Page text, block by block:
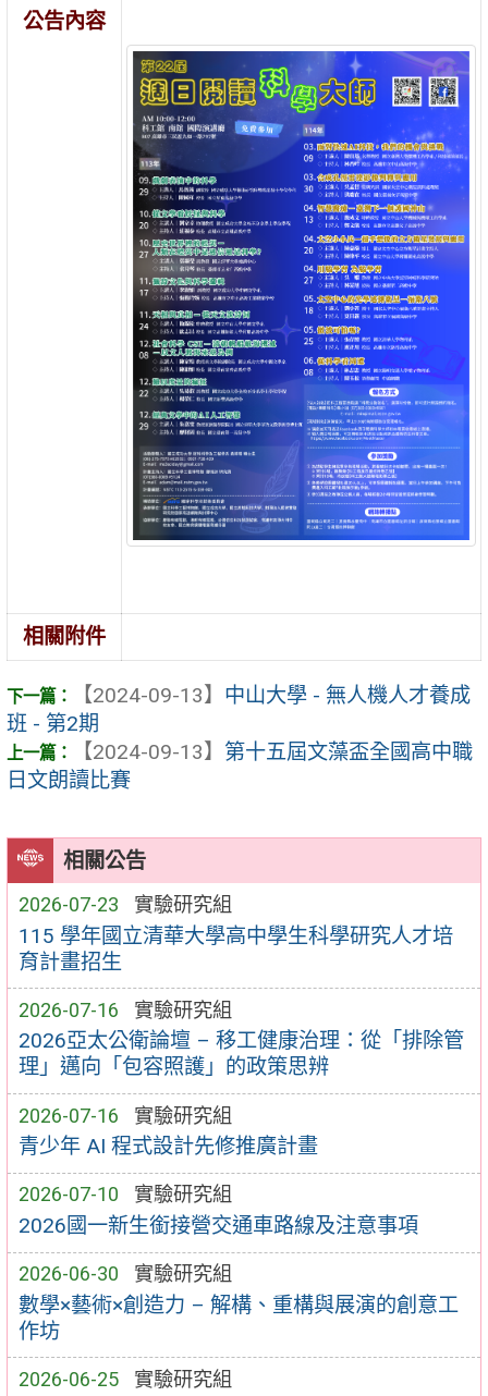
相關公告
2026-07-23 實驗研究組
115 學年國立清華大學高中學生科學研究人才培
育計畫招生
2026-07-16 實驗研究組
2026亞太公衛論壇 – 移工健康治理：從「排除管
理」邁向「包容照護」的政策思辨
2026-07-16 實驗研究組
青少年 AI 程式設計先修推廣計畫
2026-07-10 實驗研究組
2026國一新生銜接營交通車路線及注意事項
2026-06-30 實驗研究組
數學×藝術×創造力 – 解構、重構與展演的創意工
作坊
2026-06-25 實驗研究組
公告內容
相關附件
【2024-09-13】 中山大學 - 無人機人才養成
班 - 第2期
【2024-09-13】 第十五屆文藻盃全國高中職
日文朗讀比賽